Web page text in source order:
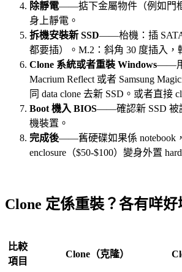
除靜電——掂下金屬物件（例如門
身上靜電。
拆機安裝新 SSD——枱機：插
都要插）。M.2：斜角 30 度插入，
Clone 系統或者重裝 Windows——用
Macrium Reflect 或者 Samsung
同 data clone 去新 SSD。或者直接
Boot 機入 BIOS——確認新 SSD 被
機裝置。
完成後——舊硬碟如果係 notebook
enclosure（$50-$100）變身外置
Clone 定係重裝？各有咩好
比較
項目
Clone（克隆）